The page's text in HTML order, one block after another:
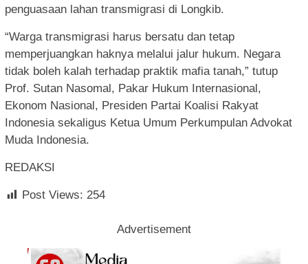
penguasaan lahan transmigrasi di Longkib.
“Warga transmigrasi harus bersatu dan tetap
memperjuangkan haknya melalui jalur hukum. Negara
tidak boleh kalah terhadap praktik mafia tanah,” tutup
Prof. Sutan Nasomal, Pakar Hukum Internasional,
Ekonom Nasional, Presiden Partai Koalisi Rakyat
Indonesia sekaligus Ketua Umum Perkumpulan Advokat
Muda Indonesia.
REDAKSI
Post Views: 254
Advertisement